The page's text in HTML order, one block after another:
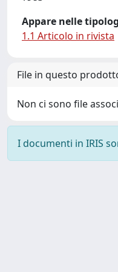
Appare nelle
1.1 Articolo in rivista
File in questo
Non ci sono file
I documenti in IRIS